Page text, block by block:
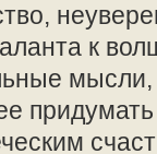
к
мысли,